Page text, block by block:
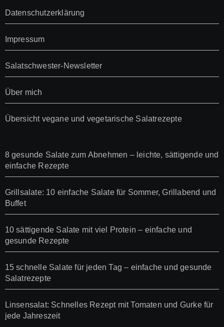
Datenschutzerklärung
Impressum
Salatschwester-Newsletter
Über mich
Übersicht vegane und vegetarische Salatrezepte
8 gesunde Salate zum Abnehmen – leichte, sättigende und
einfache Rezepte
Grillsalate: 10 einfache Salate für Sommer, Grillabend und
Buffet
10 sättigende Salate mit viel Protein – einfache und
gesunde Rezepte
15 schnelle Salate für jeden Tag – einfache und gesunde
Salatrezepte
Linsensalat: Schnelles Rezept mit Tomaten und Gurke für
jede Jahreszeit